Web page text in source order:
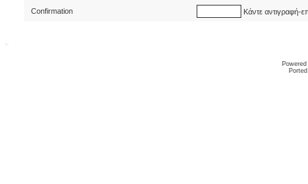
Confirmation Κάντε αντιγραφή-